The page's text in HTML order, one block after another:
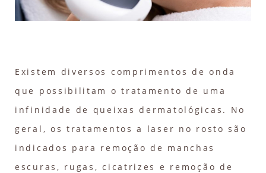
Existem diversos comprimentos de onda
que possibilitam o tratamento de uma
infinidade de queixas dermatológicas. No
geral, os tratamentos a laser no rosto são
indicados para remoção de manchas
escuras, rugas, cicatrizes e remoção de